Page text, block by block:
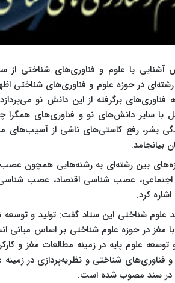
آشنایی با علوم و فناوری‌های شناختی
رشته‌ای در حوزه علوم و فناوری‌های شناختی
برگرفته از این دانش نو
با سایر دانش‌های نو و فناوری‌های همگرا
بشر، رفع کاستی‌های ناشی از آسیب‌های
بیانجامد.
بین رشته‌ای به رشته‌هایی همچون
عصب شناسی اقتصاد، عصب شناسی
کرد.
علوم شناختی این ستاد گفت: تولید و
مغز در حوزه علوم شناختی بر اساس مبانی
علوم پایه در زمینه مطالعات مغز و
شناختی و نظریه‌پردازی در زمینه
در سند مصوب شده است.